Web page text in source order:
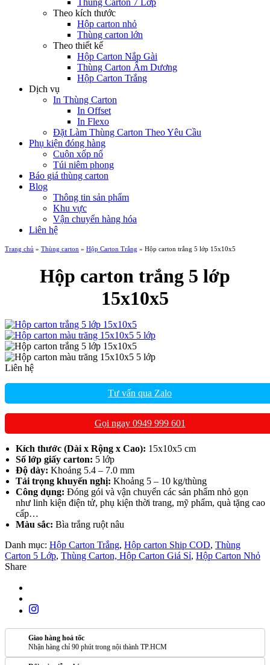
Thùng Carton 7 Lớp
Theo kích thước
Hộp carton nhỏ
Thùng carton lớn
Theo thiết kế
Hộp Carton Nắp Gài
Thùng Carton Âm Dương
Hộp Carton Trắng
Dịch vụ
In Thùng Carton
In Offset
In Flexo
Đặt Làm Thùng Carton Theo Yêu Cầu
Phụ kiện đóng hàng
Cuộn xốp nổ
Túi niêm phong
Báo giá thùng carton
Blog
Thông tin sản phẩm
Khu vực
Vận chuyển hàng hóa
Liên hệ
Trang chủ » Thùng carton » Hộp Carton Trắng » Hộp carton trắng 5 lớp 15x10x5
Hộp carton trắng 5 lớp
15x10x5
Liên hệ
Tư vấn qua Zalo
Gọi ngay 0949 999 601
Kích thước (Dài x Rộng x Cao): 15x10x5 cm
Số lớp giấy carton: 5 lớp
Độ dày: Khoảng 5.4 – 7.0 mm
Tải trọng khuyến nghị: Khoảng 5 – 10 kg/thùng
Công dụng: Đóng gói và vận chuyển các sản phẩm nhỏ gọn
như linh kiện điện tử, phụ kiện thời trang, mỹ phẩm, quà tặng cao
cấp…
Màu sắc: Bìa trắng ruột nâu
Danh mục: Hộp Carton Trắng, Hộp carton Ship COD, Thùng
Carton 5 Lớp, Thùng Carton, Hộp Carton Giá Sỉ, Hộp Carton Nhỏ
Share
Giao hàng hoả tốc
Nhận hàng chỉ 90 phút trong nội thành TP.HCM